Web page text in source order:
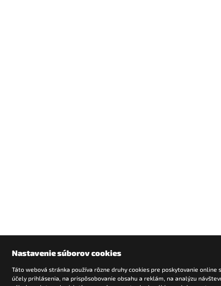
Nastavenie súborov cookies
Táto webová stránka používa rôzne druhy cookies pre poskytovanie online
účely prihlásenia, na prispôsobovanie obsahu a reklám, na analýzu